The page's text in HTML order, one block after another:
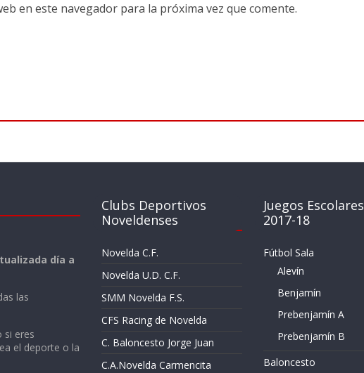
en este navegador para la próxima vez que comente.
día a
las
si eres
el deporte o la
Clubs Deportivos
Noveldenses
Novelda C.F.
Novelda U.D. C.F.
SMM Novelda F.S.
CFS Racing de Novelda
C. Baloncesto Jorge Juan
C.A.Novelda Carmencita
Juegos Escolares
2017-18
Fútbol Sala
Alevín
Benjamín
Prebenjamín A
Prebenjamín B
Baloncesto